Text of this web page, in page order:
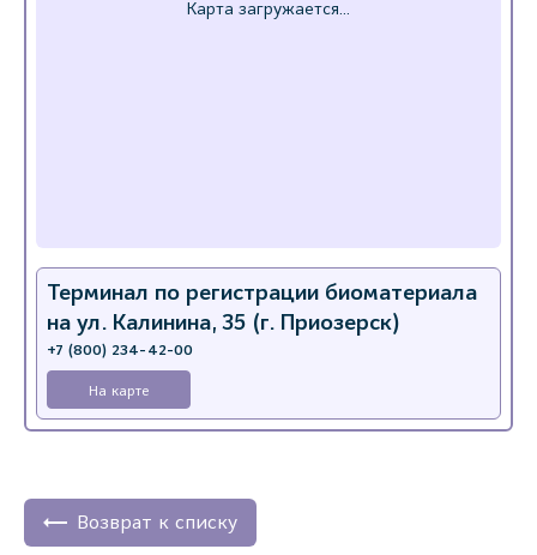
Терминал по регистрации биоматериала
на ул. Калинина, 35 (г. Приозерск)
+7 (800) 234-42-00
На карте
Возврат к списку